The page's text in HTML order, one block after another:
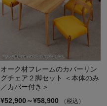
オーク材フレームのカバーリン
グチェア２脚セット ＜本体のみ
／カバー付き＞
¥52,900～¥58,900
（税込）